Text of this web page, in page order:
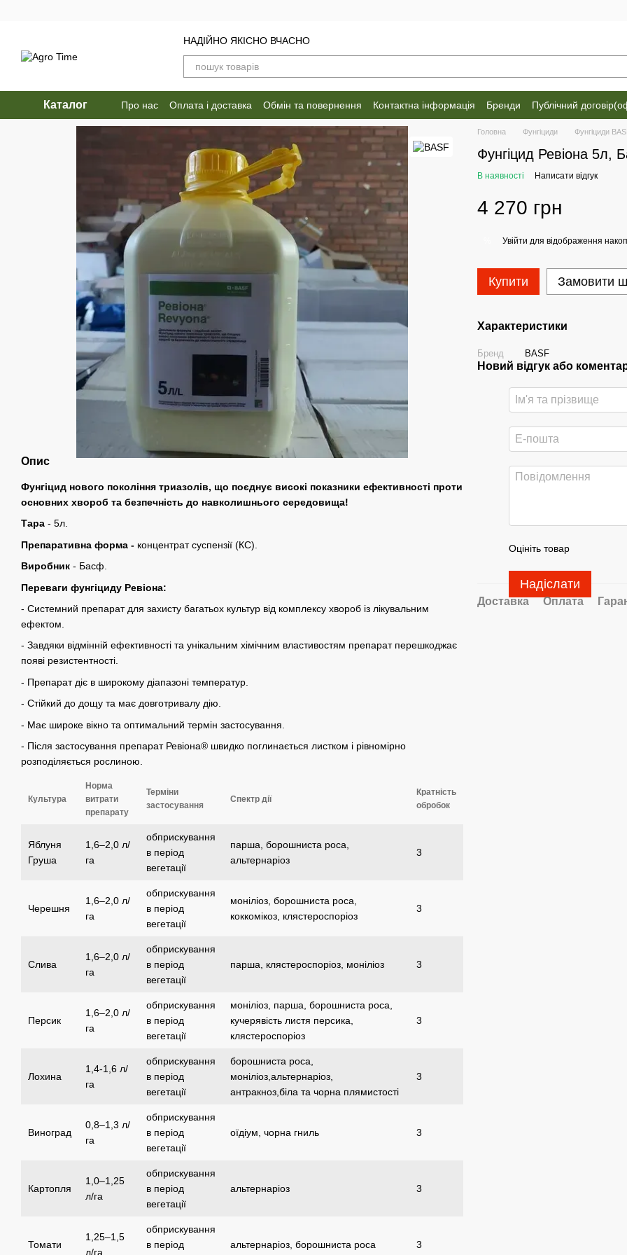
НАДІЙНО ЯКІСНО ВЧАСНО
Каталог Про нас Оплата і доставка Обмін та повернення Контактна інформація Бренди Публічний
Опис
Фунгіцид нового покоління триазолів, що поєднує високі показники ефективності проти
основних хвороб та безпечність до навколишнього середовища!
Тара - 5л.
Препаративна форма - концентрат суспензії (КС).
Виробник - Басф.
Переваги фунгіциду Ревіона:
- Системний препарат для захисту багатьох культур від комплексу хвороб із лікувальним
ефектом.
- Завдяки відмінній ефективності та унікальним хімічним властивостям препарат перешкоджає
появі резистентності.
- Препарат діє в широкому діапазоні температур.
- Стійкий до дощу та має довготривалу дію.
- Має широке вікно та оптимальний термін застосування.
- Після застосування препарат Ревіона® швидко поглинається листком і рівномірно
розподіляється рослиною.
Культура
Норма
витрати
препарату
Терміни
застосування
Спектр дії
Кратність
обробок
Яблуня
Груша
1,6–2,0 л/
га
обприскування
в період
вегетації
парша, борошниста роса,
альтернаріоз
3
Черешня
1,6–2,0 л/
га
обприскування
в період
вегетації
моніліоз, борошниста роса,
коккомікоз, клястероспоріоз
3
Слива
1,6–2,0 л/
га
обприскування
в період
вегетації
парша, клястероспоріоз, моніліоз 3
Персик
1,6–2,0 л/
га
обприскування
в період
вегетації
моніліоз, парша, борошниста роса,
кучерявість листя персика,
клястероспоріоз
3
Лохина
1,4-1,6 л/
га
обприскування
в період
вегетації
борошниста роса,
моніліоз,альтернаріоз,
антракноз,біла та чорна плямистості
3
Виноград
0,8–1,3 л/
га
обприскування
в період
вегетації
оїдіум, чорна гниль 3
Картопля
1,0–1,25
л/га
обприскування
в період
вегетації
альтернаріоз 3
Томати
1,25–1,5
л/га
обприскування
в період
альтернаріоз, борошниста роса 3
Головна Фунгіциди Фунгіциди
Фунгіцид Ревіона 5л,
В наявності Написати відгук
4 270 грн
Увійти для відображення
Купити Замовити
Характеристики
Бренд BASF
Новий відгук або
Оцініть товар
Надіслати
Доставка Оплата